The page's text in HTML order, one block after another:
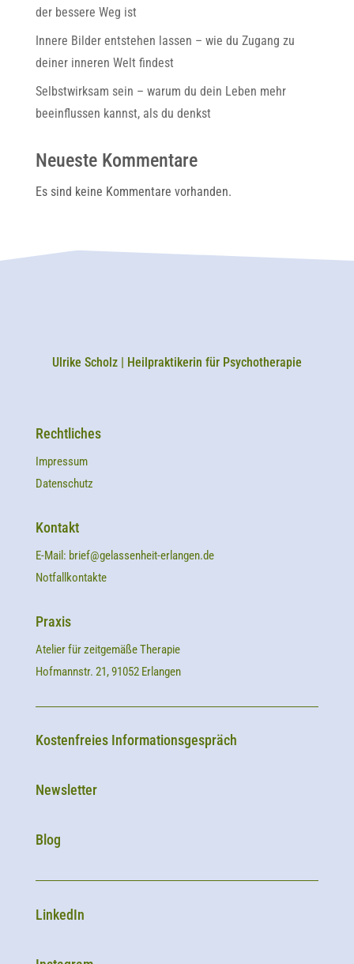
der bessere Weg ist
Innere Bilder entstehen lassen – wie du Zugang zu
deiner inneren Welt findest
Selbstwirksam sein – warum du dein Leben mehr
beeinflussen kannst, als du denkst
Neueste Kommentare
Es sind keine Kommentare vorhanden.
Ulrike Scholz | Heilpraktikerin für Psychotherapie
Rechtliches
Impressum
Datenschutz
Kontakt
E-Mail: brief@gelassenheit-erlangen.de
Notfallkontakte
Praxis
Atelier für zeitgemäße Therapie
Hofmannstr. 21, 91052 Erlangen
Kostenfreies Informationsgespräch
Newsletter
Blog
LinkedIn